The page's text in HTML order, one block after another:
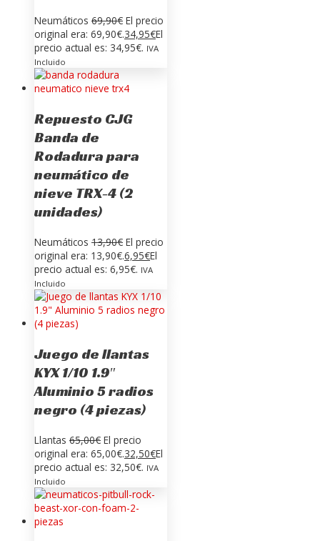
Neumáticos 69,90€ El precio
original era: 69,90€.34,95€El
precio actual es: 34,95€. IVA
Incluido
Repuesto CJG
Banda de
Rodadura para
neumático de
nieve TRX-4 (2
unidades)
Neumáticos 13,90€ El precio
original era: 13,90€.6,95€El
precio actual es: 6,95€. IVA
Incluido
Juego de llantas
KYX 1/10 1.9″
Aluminio 5 radios
negro (4 piezas)
Llantas 65,00€ El precio
original era: 65,00€.32,50€El
precio actual es: 32,50€. IVA
Incluido